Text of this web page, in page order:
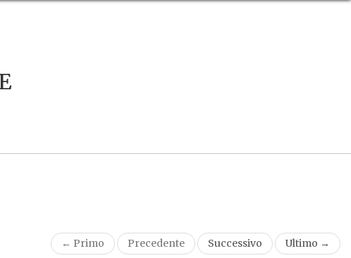
← Primo Precedente Successivo Ultimo →